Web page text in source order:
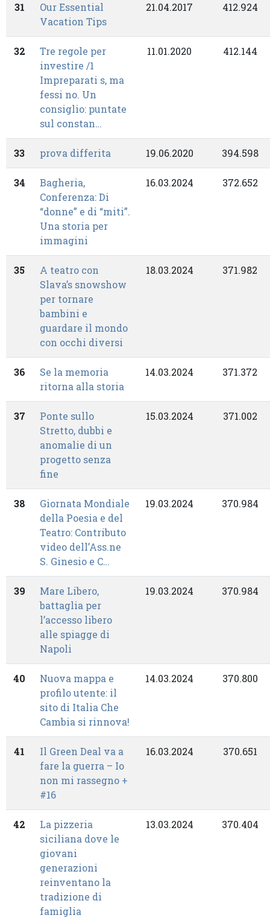
31
Our Essential
Vacation Tips
21.04.2017 412.924
32
Tre regole per
investire /1
Impreparati s, ma
fessi no. Un
consiglio: puntate
sul constan…
11.01.2020 412.144
33 prova differita 19.06.2020 394.598
34
Bagheria,
Conferenza: Di
“donne” e di “miti”.
Una storia per
immagini
16.03.2024 372.652
35
A teatro con
Slava’s snowshow
per tornare
bambini e
guardare il mondo
con occhi diversi
18.03.2024 371.982
36
Se la memoria
ritorna alla storia
14.03.2024 371.372
37
Ponte sullo
Stretto, dubbi e
anomalie di un
progetto senza
fine
15.03.2024 371.002
38
Giornata Mondiale
della Poesia e del
Teatro: Contributo
video dell’Ass.ne
S. Ginesio e C…
19.03.2024 370.984
39
Mare Libero,
battaglia per
l’accesso libero
alle spiagge di
Napoli
19.03.2024 370.984
40
Nuova mappa e
profilo utente: il
sito di Italia Che
Cambia si rinnova!
14.03.2024 370.800
41
Il Green Deal va a
fare la guerra – Io
non mi rassegno +
#16
16.03.2024 370.651
42
La pizzeria
siciliana dove le
giovani
generazioni
reinventano la
tradizione di
famiglia
13.03.2024 370.404